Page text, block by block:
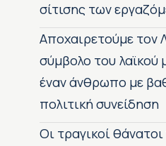
σίτισης των
Αποχαιρετούμε τον
σύμβολο του λαϊκού
έναν άνθρωπο με
πολιτική συνείδηση
Οι τραγικοί